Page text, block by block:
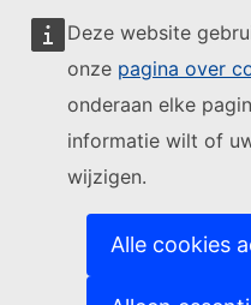
Deze website
onze pagina over
onderaan elke
informatie wilt of
wijzigen.
Alle cookies
Volg de Europese
Contact(Externe link)
Een IT-kwetsbaarheid
Talen op onze websites
(Externe link)
Privacybeleid
Juridische mededeling